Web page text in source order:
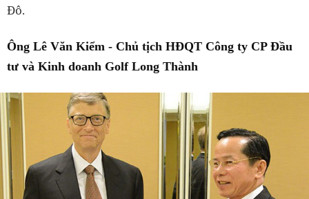
Đô.
Ông Lê Văn Kiểm - Chủ tịch HĐQT Công ty CP Đầu
tư và Kinh doanh Golf Long Thành